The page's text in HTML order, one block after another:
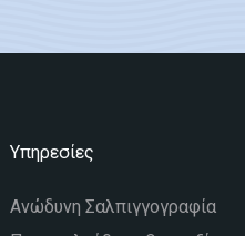
Υπηρεσίες
Ανώδυνη Σαλπιγγογραφία